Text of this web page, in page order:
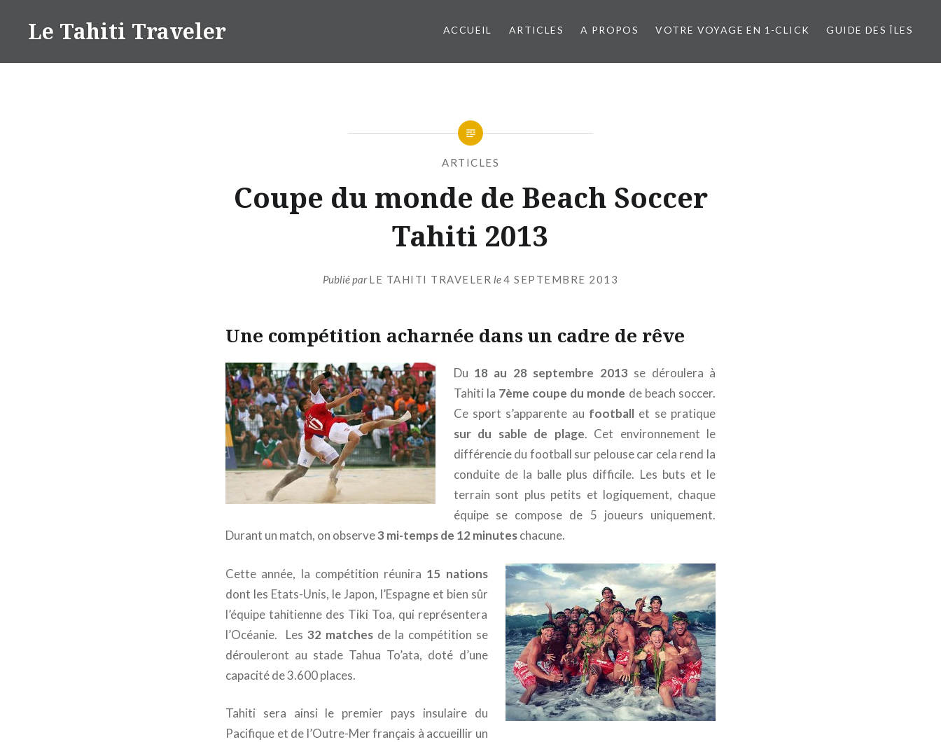
Le Tahiti Traveler ACCUEIL ARTICLES A PROPOS VOTRE VOYAGE EN 1-CLICK GUIDE DES ÎLES
ARTICLES
Coupe du monde de Beach Soccer
Tahiti 2013
Publié parLE TAHITI TRAVELER le4 SEPTEMBRE 2013
Une compétition acharnée dans un cadre de rêve
Du 18 au 28 septembre 2013 se déroulera à
Tahiti la 7ème coupe du monde de beach soccer.
Ce sport s’apparente au footballet se pratique
sur du sable de plage. Cet environnement le
différencie du football sur pelouse car cela rend la
conduite de la balle plus difficile. Les buts et le
terrain sont plus petits et logiquement, chaque
équipe se compose de 5 joueurs uniquement.
Durant un match, on observe3 mi-temps de 12 minuteschacune.
Cette année, la compétition réunira 15 nations
dont les Etats-Unis, le Japon, l’Espagne et bien sûr
l’équipe tahitienne des Tiki Toa, qui représentera
l’Océanie. Les 32 matchesde la compétition se
dérouleront au stade Tahua To’ata, doté d’une
capacité de 3.600 places.
Tahiti sera ainsi le premier pays insulaire du
Pacifique et de l’Outre-Mer français à accueillir un